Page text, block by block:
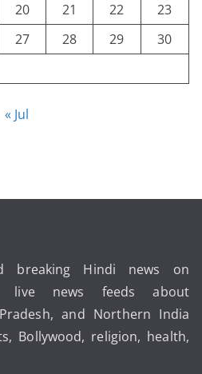
20 21 22
23
27 28 29
30
« Jul
breaking Hindi news on
news feeds about
and Northern India
Bollywood, religion, health,